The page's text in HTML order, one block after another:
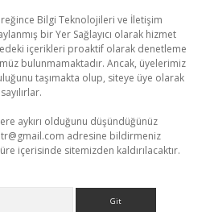
Bilgi Teknolojileri ve İletişim
bir Yer Sağlayıcı olarak hizmet
içerikleri proaktif olarak denetleme
bulunmamaktadır. Ancak, üyelerimiz
taşımakta olup, siteye üye olarak
aykırı olduğunu düşündüğünüz
adresine bildirmeniz
içerisinde sitemizden kaldırılacaktır.